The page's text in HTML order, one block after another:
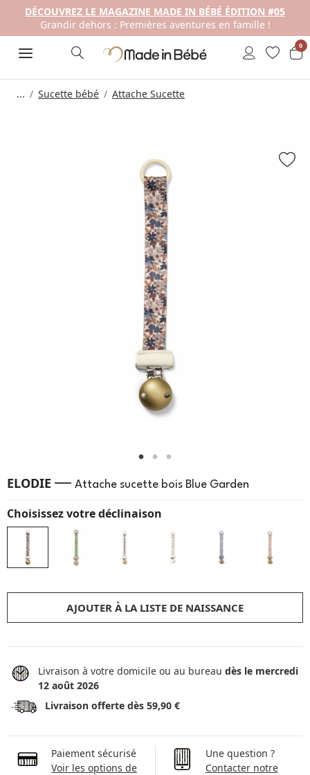
DÉCOUVREZ LE MAGAZINE MADE IN BÉBÉ ÉDITION #05
Grandir dehors : Premières aventures en famille !
0
... Sucette bébé Attache Sucette
ELODIE — Attache sucette bois Blue Garden
Choisissez votre déclinaison
AJOUTER À LA LISTE DE NAISSANCE
Livraison à votre domicile ou au bureau dès le mercredi
12 août 2026
Livraison offerte dès 59,90 €
Paiement sécurisé
Voir les options de
Une question ?
Contacter notre